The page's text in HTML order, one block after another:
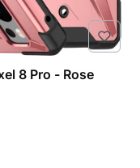
Etui Exoguard Xarmor - Google Pixel 8 Pro - Rose